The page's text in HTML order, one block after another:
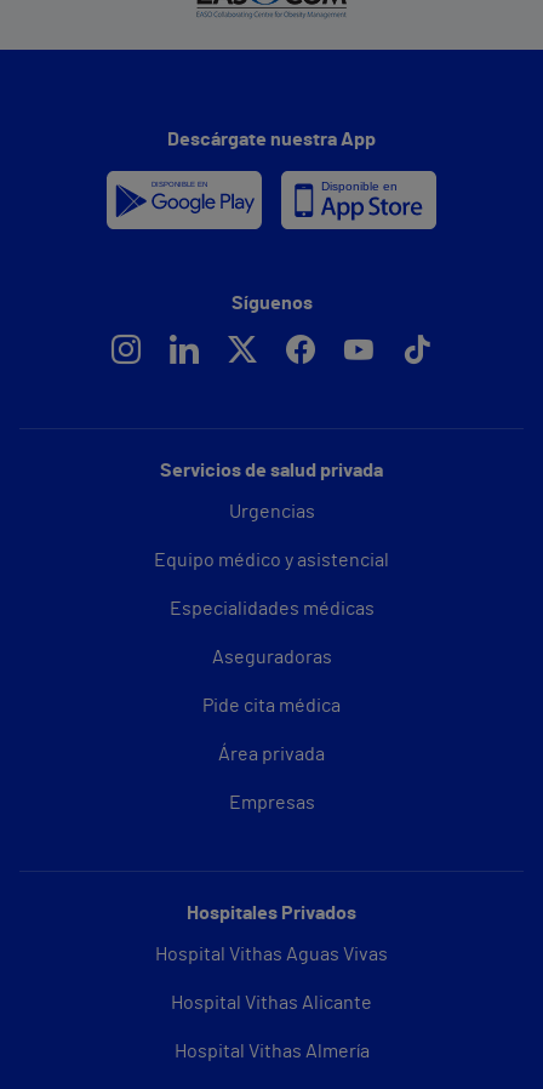
Servicios de salud privada
Urgencias
Equipo médico y asistencial
Especialidades médicas
Aseguradoras
Pide cita médica
Área privada
Empresas
Hospitales Privados
Hospital Vithas Aguas Vivas
Hospital Vithas Alicante
Hospital Vithas Almería
Descárgate nuestra App
Síguenos